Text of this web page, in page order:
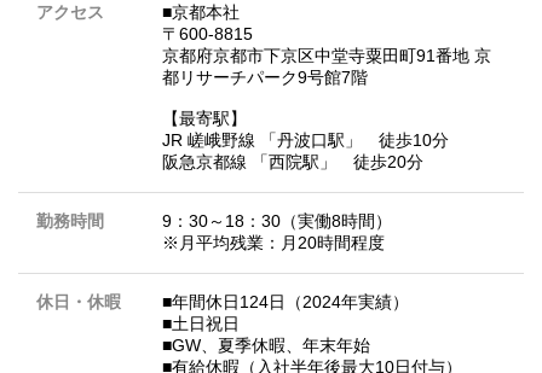
アクセス
■京都本社
〒600-8815
京都府京都市下京区中堂寺粟田町91番地 京
都リサーチパーク9号館7階
【最寄駅】
JR 嵯峨野線 「丹波口駅」 徒歩10分
阪急京都線 「西院駅」 徒歩20分
勤務時間
9：30～18：30（実働8時間）
※月平均残業：月20時間程度
休日・休暇
■年間休日124日（2024年実績）
■土日祝日
■GW、夏季休暇、年末年始
■有給休暇（入社半年後最大10日付与）